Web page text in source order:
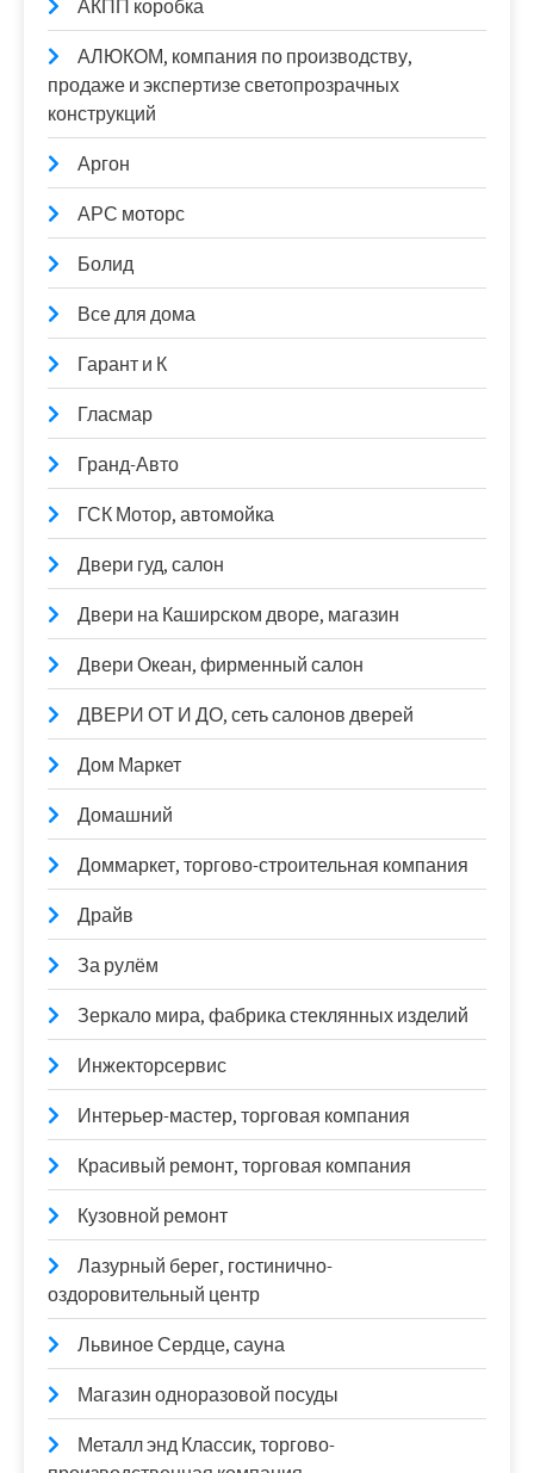
АКПП коробка
АЛЮКОМ, компания по производству,
продаже и экспертизе светопрозрачных
конструкций
Аргон
АРС моторс
Болид
Все для дома
Гарант и К
Гласмар
Гранд-Авто
ГСК Мотор, автомойка
Двери гуд, салон
Двери на Каширском дворе, магазин
Двери Океан, фирменный салон
ДВЕРИ ОТ И ДО, сеть салонов дверей
Дом Маркет
Домашний
Доммаркет, торгово-строительная компания
Драйв
За рулём
Зеркало мира, фабрика стеклянных изделий
Инжекторсервис
Интерьер-мастер, торговая компания
Красивый ремонт, торговая компания
Кузовной ремонт
Лазурный берег, гостинично-
оздоровительный центр
Львиное Сердце, сауна
Магазин одноразовой посуды
Металл энд Классик, торгово-